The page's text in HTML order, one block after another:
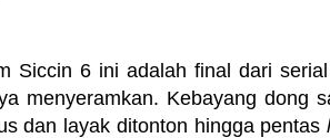
Siccin 6 ini adalah final dari
menyeramkan. Kebayang dong
dan layak ditonton hingga pentas